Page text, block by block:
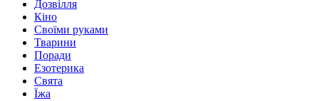
Дозвілля
Кіно
Своїми руками
Тварини
Поради
Езотерика
Свята
Їжа